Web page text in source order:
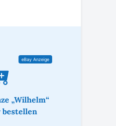
„Wilhelm“
bestellen